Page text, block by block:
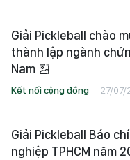
Giải Pickleball chào
thành lập ngành
Nam
Kết nối cộng đồng 27/07/
Giải Pickleball Báo
nghiệp TPHCM năm